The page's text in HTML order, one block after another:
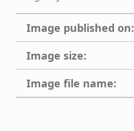
Image published on:
Image size:
Image file name: